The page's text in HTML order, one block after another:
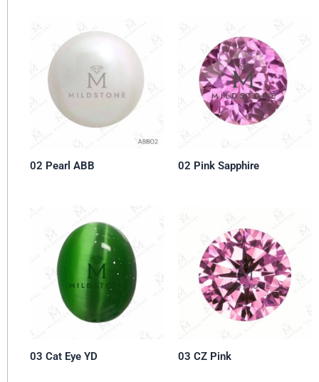
02 Pearl ABB 02 Pink Sapphire
03 Cat Eye YD 03 CZ Pink